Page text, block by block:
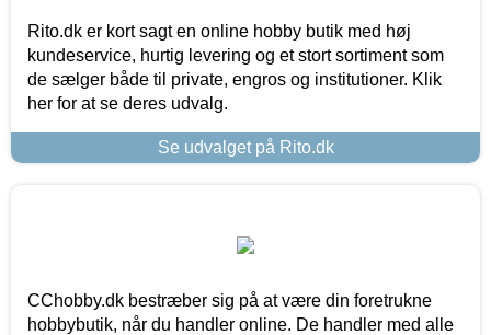
Rito.dk er kort sagt en online hobby butik med høj
kundeservice, hurtig levering og et stort sortiment som
de sælger både til private, engros og institutioner. Klik
her for at se deres udvalg.
Se udvalget på Rito.dk
CChobby.dk bestræber sig på at være din foretrukne
hobbybutik, når du handler online. De handler med alle